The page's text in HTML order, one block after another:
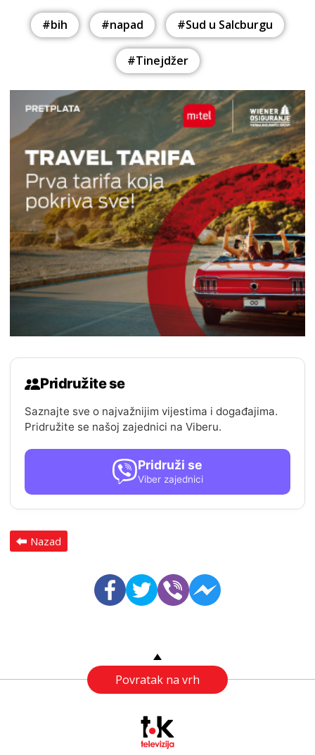
#bih #napad #Sud u Salcburgu
#Tinejdžer
Pridružite se
Saznajte sve o najvažnijim vijestima i događajima.
Pridružite se našoj zajednici na Viberu.
Pridruži se
Viber zajednici
Nazad
Povratak na vrh